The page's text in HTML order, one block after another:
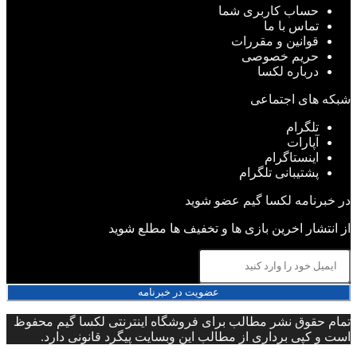
حساب کاربری شما
تماس با ما
قوانین و مقررات
حریم خصوصی
درباره لکسا
شبکه های اجتماعی
تلگرام
آپارات
اینستاگرام
پشتیبانی تلگرام
در خبرنامه لکسا گیم عضو شوید
از انتشار اخرین بازی ها و تخفیف ها مطلع شوید
عضویت در خبرنامه
تمام حقوق نشر مطالب برای فروشگاه اینترنتی لکسا گیم محفوظ
است و کپی برداری از مطالب این وبسایت پیگرد قانونی دارد.